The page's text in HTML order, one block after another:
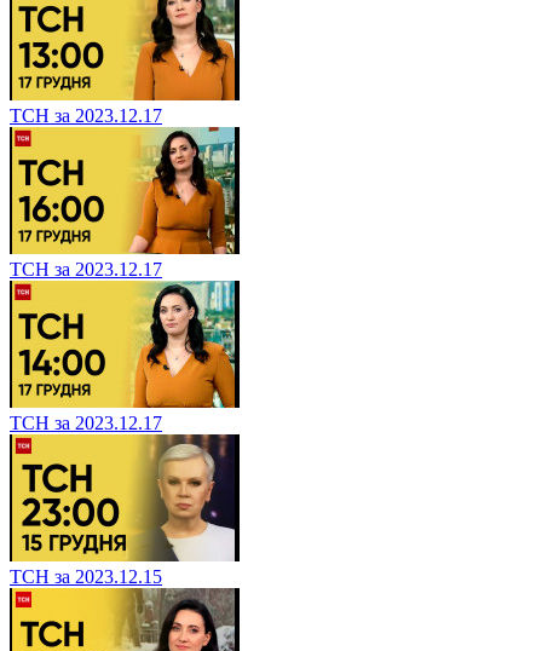
ТСН за 2023.12.17
ТСН за 2023.12.17
ТСН за 2023.12.17
ТСН за 2023.12.15